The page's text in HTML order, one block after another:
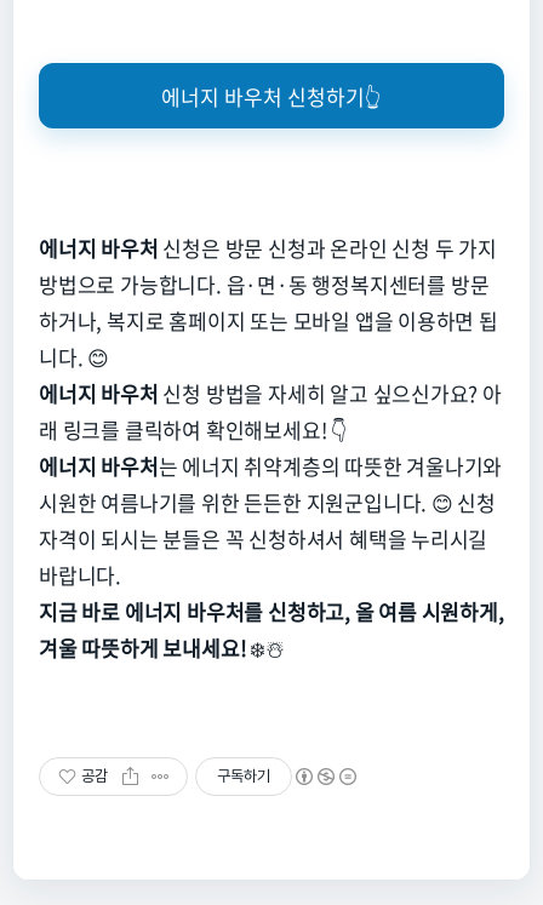
에너지 바우처 신청하기👆
에너지 바우처 신청은 방문 신청과 온라인 신청 두 가지
방법으로 가능합니다. 읍·면·동 행정복지센터를 방문
하거나, 복지로 홈페이지 또는 모바일 앱을 이용하면 됩
니다. 😊
에너지 바우처 신청 방법을 자세히 알고 싶으신가요? 아
래 링크를 클릭하여 확인해보세요! 👇
에너지 바우처는 에너지 취약계층의 따뜻한 겨울나기와
시원한 여름나기를 위한 든든한 지원군입니다. 😊 신청
자격이 되시는 분들은 꼭 신청하셔서 혜택을 누리시길
바랍니다.
지금 바로 에너지 바우처를 신청하고, 올 여름 시원하게,
겨울 따뜻하게 보내세요!❄️☃️
공감 구독하기